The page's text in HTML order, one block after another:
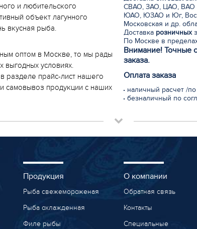
и любительского
объект лагунного
вкусная рыба.
оптом в Москве, то мы рады
условиях.
разделе прайс-лист нашего
самовывоз продукции с наших
СВАО, ЗАО, ЦАО, ВАО
ЮАО, ЮЗАО и Юг,
Московская и др.
Доставка розничных
По Москве в
Внимание! Точные
заказа.
Оплата заказа
наличный расчет /
безналичный по
Продукция
Рыба свежемороженая
Рыба охлажденная
Филе рыбы
О компании
Обратная связь
Контакты
Специальные